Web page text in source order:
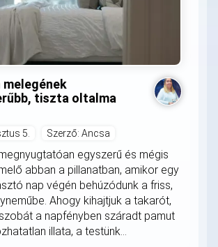
tiszta oltalma
5. Szerző: Ancsa
egyszerű és mégis
abban a pillanatban, amikor egy
nap végén behúzódunk a friss,
Ahogy kihajtjuk a takarót,
a napfényben száradt pamut
illata, a testünk...